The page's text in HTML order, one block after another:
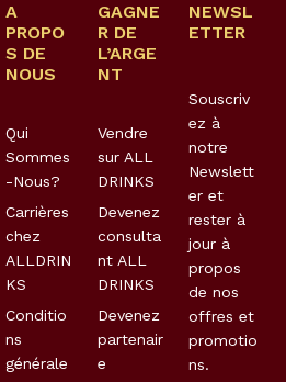
A
PROPO
S DE
NOUS
Qui
Sommes
-Nous?
Carrières
chez
ALLDRIN
KS
Conditio
ns
générale
GAGNE
R DE
L’ARGE
NT
Vendre
sur ALL
DRINKS
Devenez
consulta
nt ALL
DRINKS
Devenez
partenair
e
NEWSL
ETTER
Souscriv
ez à
notre
Newslett
er et
rester à
jour à
propos
de nos
offres et
promotio
ns.